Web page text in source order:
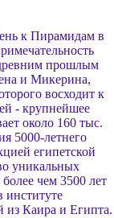
к Пирамидам в
древним прошлым
и Микерина,
восходит к
- крупнейшее
около 160 тыс.
5000-летнего
египетской
уникальных
чем 3500 лет
институте
из Каира и Египта.